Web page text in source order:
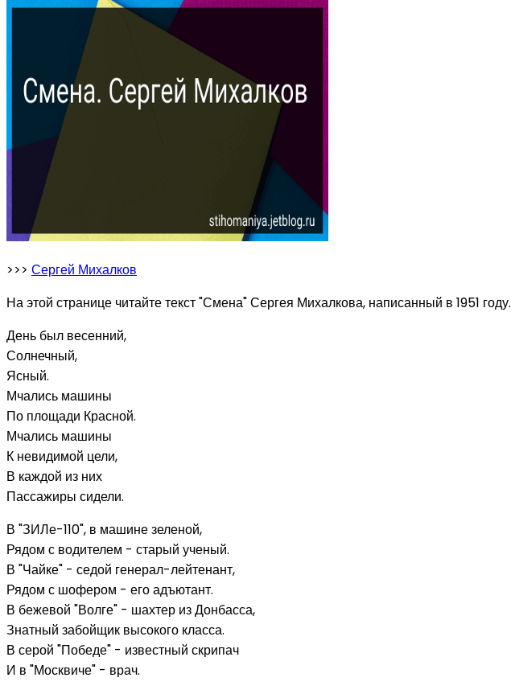
>>> Сергей Михалков
На этой странице читайте текст "Смена" Сергея Михалкова, написанный в 1951 году.
День был весенний,
Солнечный,
Ясный.
Мчались машины
По площади Красной.
Мчались машины
К невидимой цели,
В каждой из них
Пассажиры сидели.
В "ЗИЛе-110", в машине зеленой,
Рядом с водителем - старый ученый.
В "Чайке" - седой генерал-лейтенант,
Рядом с шофером - его адъютант.
В бежевой "Волге" - шахтер из Донбасса,
Знатный забойщик высокого класса.
В серой "Победе" - известный скрипач
И в "Москвиче" - врач.